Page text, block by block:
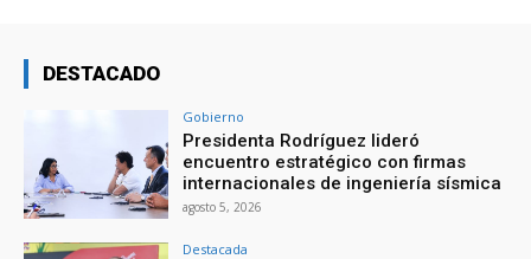
DESTACADO
Gobierno
Presidenta Rodríguez lideró
encuentro estratégico con firmas
internacionales de ingeniería sísmica
agosto 5, 2026
Destacada